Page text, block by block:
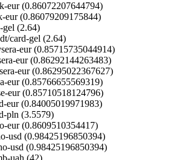
eur (0.86072207644794)
eur (0.86079209175844)
gel (2.64)
card-gel (2.64)
eur (0.85715735044914)
eur (0.86292144263483)
eur (0.86295022367627)
eur (0.85766655569319)
eur (0.85710518124796)
eur (0.84005019971983)
pln (3.5579)
eur (0.8609510354417)
usd (0.98425196850394)
usd (0.98425196850394)
uah (42)